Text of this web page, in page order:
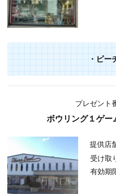
・ピー
プレゼント
ボウリング１ゲー
提供店
受け取
有効期